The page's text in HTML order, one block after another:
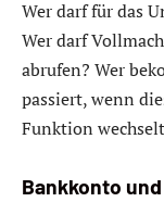
Wer darf für das
Wer darf
abrufen? Wer
passiert, wenn
Funktion
Bankkonto